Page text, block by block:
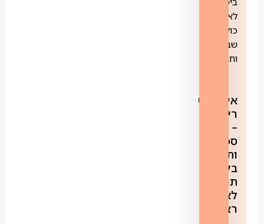
לא
כולל
שבתות
וחגים.
אינטרנט
רימון
–
ספק
ותשתית
בלי
תוכן
לא
רצוי